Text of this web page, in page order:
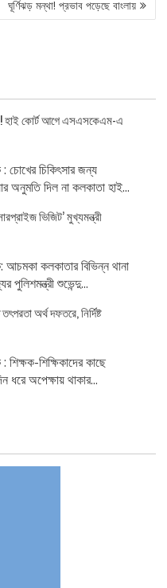
ঘূর্ণিঝড় মন্থা! প্রভাব পড়েছে বাংলায়
হাই কোর্ট আগে এসএসকেএম-এ
চিকিৎসার জন্য
অনুমতি দিল না কলকাতা হাই...
ভিজিট’ মুখ্যমন্ত্রী
কলকাতার বিভিন্ন থানা
পুলিশমন্ত্রী শুভেন্দু...
অর্থ দফতরে, নির্দিষ্ট
শিক্ষিকাদের কাছে
ধরে অপেক্ষায় থাকার...